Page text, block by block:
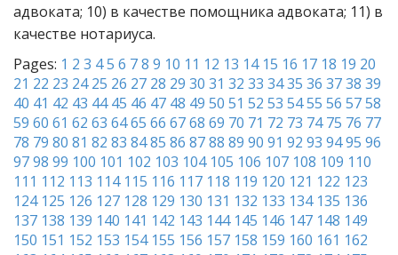
адвоката; 10) в качестве помощника адвоката; 11) в
качестве нотариуса.
Pages: 1 2 3 45 6 78 9 10 11 12 13 14 15 16 17 18 19 20
21 22 23 24 25 26 27 28 29 30 31 32 33 3435 36 3738 39
40 41 42 43 44 45 46 47 48 49 50 51 52 53 5455 56 5758
59 60 61 62 63 6465 66 6768 69 70 71 72 73 74 75 76 77
78 79 80 81 82 83 8485 86 8788 89 90 91 92 93 9495 96
9798 99 100 101 102 103 104 105 106 107 108 109 110
111 112 113 114 115 116 117 118 119 120 121 122 123
124 125 126 127 128 129 130 131 132 133 134 135 136
137 138 139 140 141 142 143 144 145 146 147 148 149
150 151 152 153 154 155 156 157 158 159 160 161 162